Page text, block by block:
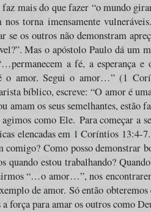
mais do que fazer “o mundo
nos torna imensamente
se os outros não demonstram
Mas o apóstolo Paulo dá um
a fé, a esperança
o amor. Segui o amor…” (1
bíblico, escreve: “O amor é
amam os seus semelhantes, estão
agimos como Ele. Para começar a
elencadas em 1 Coríntios 13:4-
Como posso demonstrar
quando estou trabalhando?
“…o amor…”, nos
de amor. Só então
força para amar os outros como